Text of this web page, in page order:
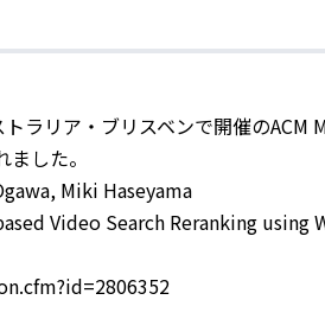
ラリア・ブリスベンで開催の
した。
Miki Haseyama
Video Search Reranking